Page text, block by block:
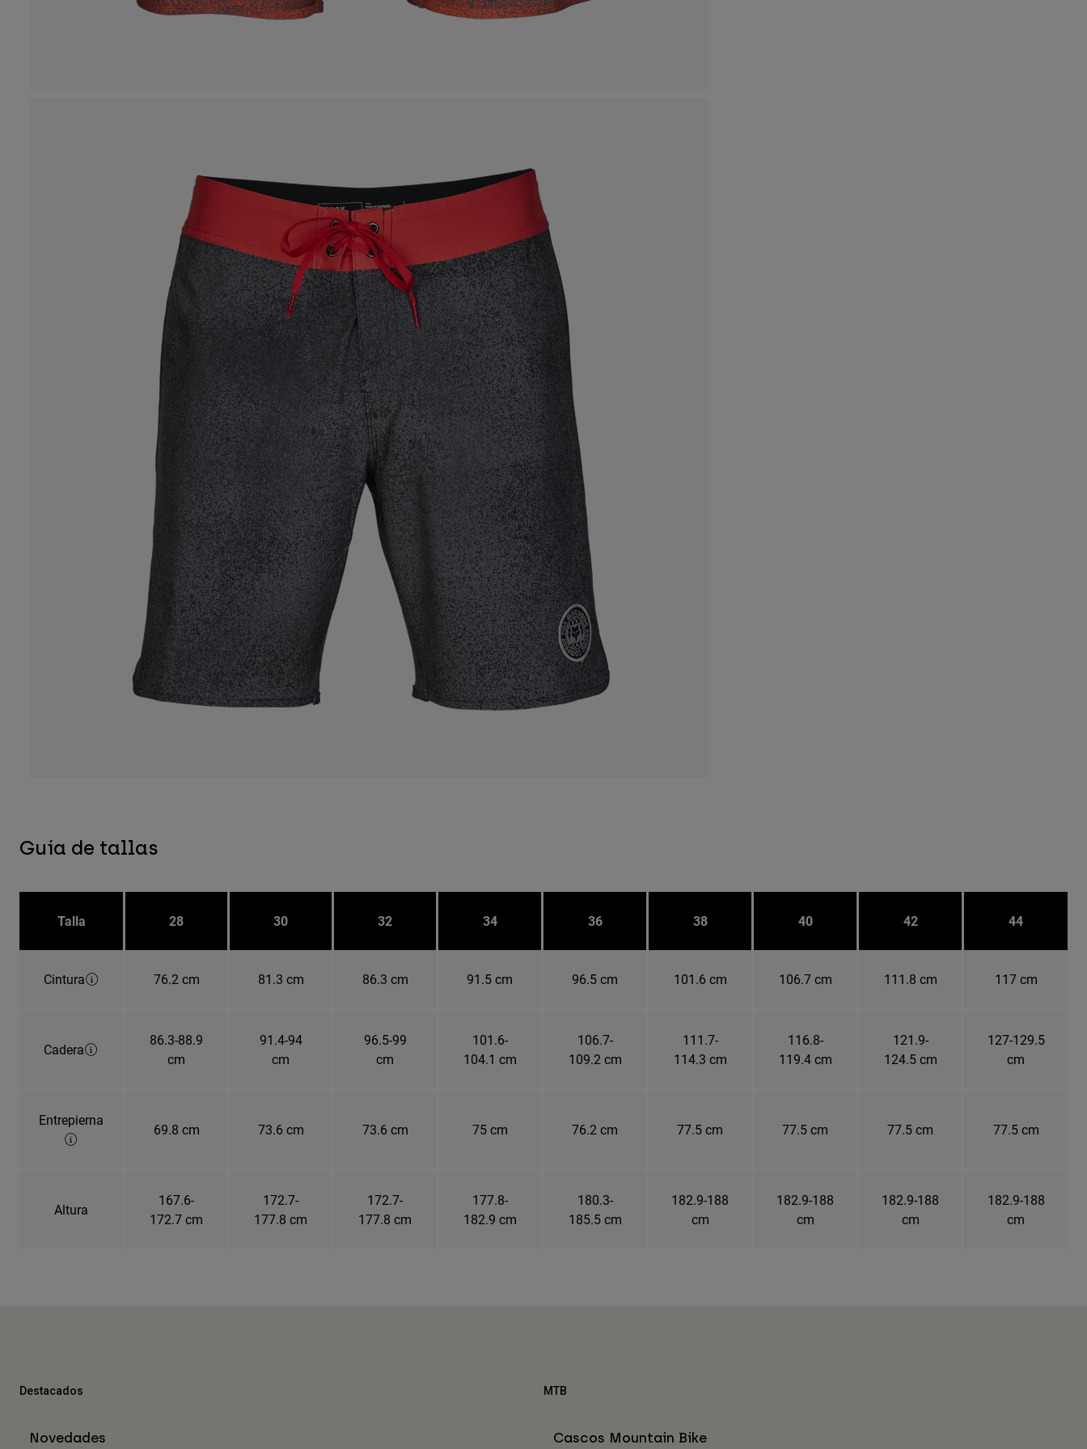
Guía de tallas
Talla 28 30 32 34 36 38 40 42 44
Cintura 76.2 cm 81.3 cm 86.3 cm 91.5 cm 96.5 cm 101.6 cm 106.7 cm 111.8 cm 117 cm
Cadera
86.3-88.9
cm
91.4-94
cm
96.5-99
cm
101.6-
104.1 cm
106.7-
109.2 cm
111.7-
114.3 cm
116.8-
119.4 cm
121.9-
124.5 cm
127-129.5
cm
Entrepierna
69.8 cm 73.6 cm 73.6 cm 75 cm 76.2 cm 77.5 cm 77.5 cm 77.5 cm 77.5 cm
Altura
167.6-
172.7 cm
172.7-
177.8 cm
172.7-
177.8 cm
177.8-
182.9 cm
180.3-
185.5 cm
182.9-188
cm
182.9-188
cm
182.9-188
cm
182.9-188
cm
Destacados
Novedades
MTB
Cascos Mountain Bike